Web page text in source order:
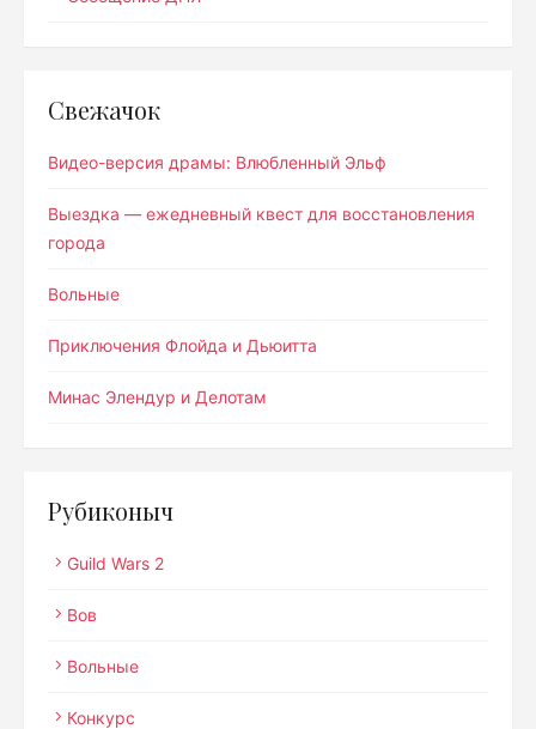
Свежачок
Видео-версия драмы: Влюбленный Эльф
Выездка — ежедневный квест для восстановления
города
Вольные
Приключения Флойда и Дьюитта
Минас Элендур и Делотам
Рубиконыч
Guild Wars 2
Вов
Вольные
Конкурс